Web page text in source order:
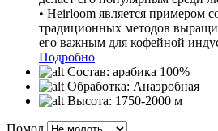
• Heirloom является примером
традиционных методов
его важным для кофейной
Подробно
Состав: арабика 100%
Обработка: Анаэробная
Высота: 1750-2000 м
Помол